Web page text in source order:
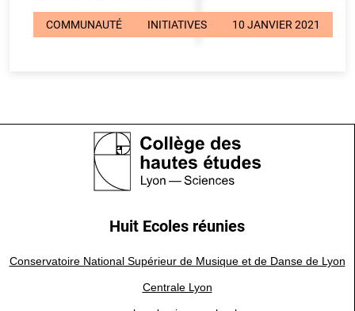
COMMUNAUTÉ INITIATIVES 10 JANVIER 2021
Huit Ecoles réunies
Conservatoire National Supérieur de Musique et de Danse de Lyon
Centrale Lyon